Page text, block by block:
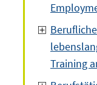
Training